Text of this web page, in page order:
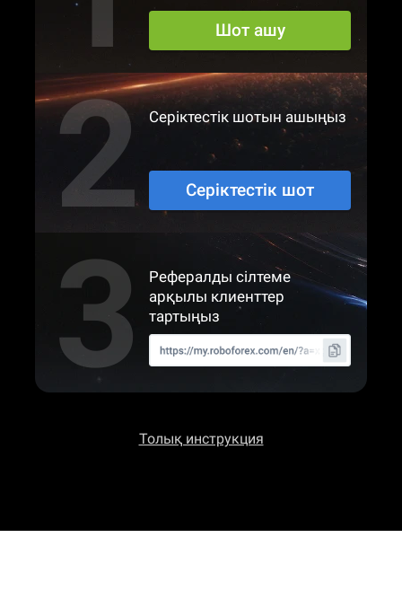
Шот ашу
Серіктестік шотын ашыңыз
Серіктестік шот
Рефералды сілтеме
арқылы клиенттер
тартыңыз
Толық инструкция